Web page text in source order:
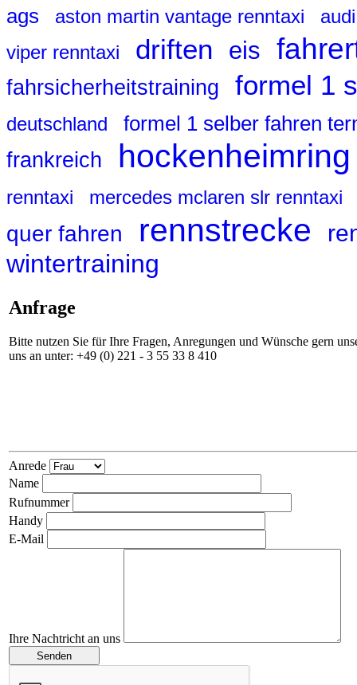
ags aston martin vantage renntaxi
viper renntaxi
driften eis
fahrsicherheitstraining formel 1
deutschland formel 1 selber fahren
frankreich hockenheimring
renntaxi mercedes mclaren slr renntaxi
quer fahren rennstrecke
wintertraining
Anfrage
Bitte nutzen Sie für Ihre Fragen, Anregungen und Wünsche gern
uns an unter: +49 (0) 221 - 3 55 33 8 410
Anrede
Name
Rufnummer
Handy
E-Mail
Ihre Nachtricht an uns